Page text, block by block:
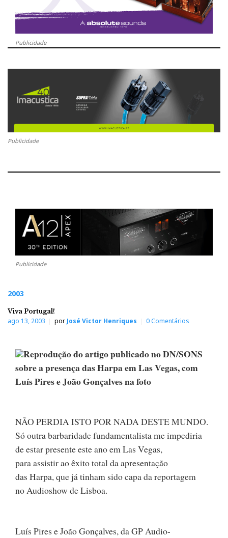
Publicidade
Publicidade
Publicidade
2003
Viva Portugal!
ago 13, 2003 por José Victor Henriques 0 Comentários
Reprodução do artigo publicado no DN/SONS
sobre a presença das Harpa em Las Vegas, com
Luís Pires e João Gonçalves na foto
NÃO PERDIA ISTO POR NADA DESTE MUNDO.
Só outra barbaridade fundamentalista me impediria
de estar presente este ano em Las Vegas,
para assistir ao êxito total da apresentação
das Harpa, que já tinham sido capa da reportagem
no Audioshow de Lisboa.
Luís Pires e João Gonçalves, da GP Audio-